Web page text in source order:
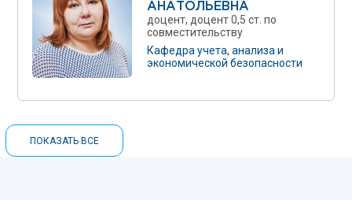
АНАТОЛЬЕВНА
доцент, доцент 0,5 ст. по
совместительству
Кафедра учета, анализа и
экономической безопасности
ПОКАЗАТЬ ВСЕ